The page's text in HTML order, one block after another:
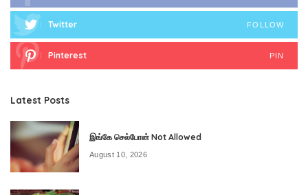
Twitter FOLLOW
Pinterest PIN
Latest Posts
இங்கே செல்போன் Not Allowed
August 10, 2026